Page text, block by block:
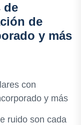
de
de
y más
con
y más
ruido son cada